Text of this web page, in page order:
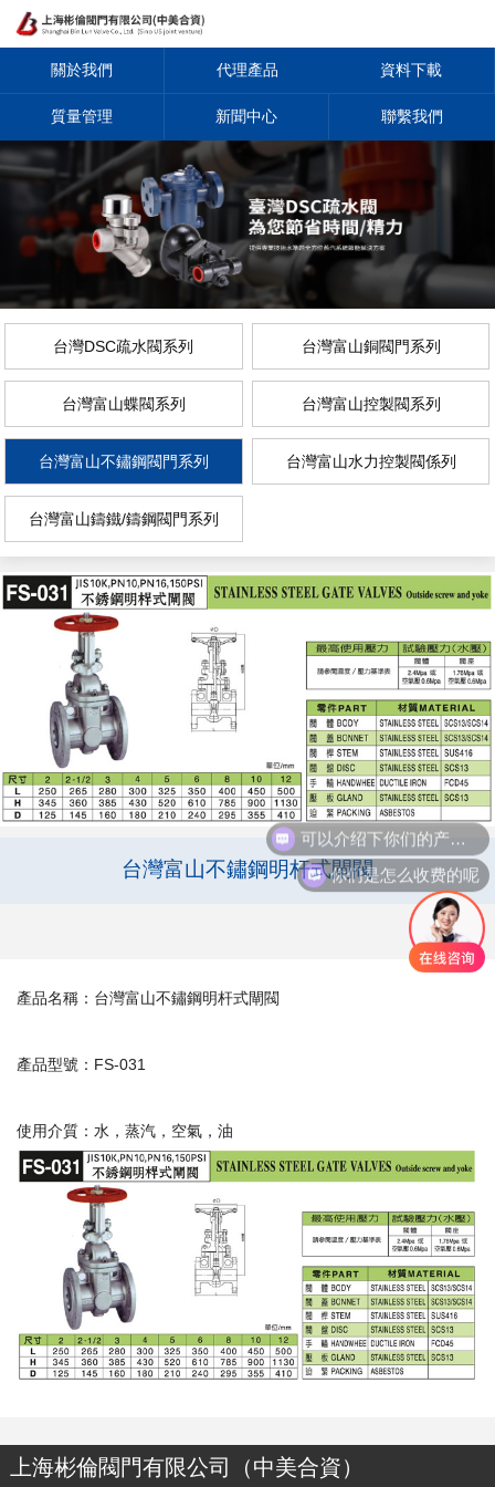
關於我們 代理產品 資料下載
質量管理 新聞中心 聯繫我們
台灣DSC疏水閥系列 台灣富山銅閥門系列
台灣富山蝶閥系列 台灣富山控製閥系列
台灣富山不鏽鋼閥門系列 台灣富山水力控製閥係列
台灣富山鑄鐵/鑄鋼閥門系列
台灣富山不鏽鋼明杆式閘閥
產品名稱：台灣富山不鏽鋼明杆式閘閥
產品型號：FS-031
使用介質：水，蒸汽，空氣，油
上海彬倫閥門有限公司（中美合資）
可以介绍下你们的产品么
你们是怎么收费的呢